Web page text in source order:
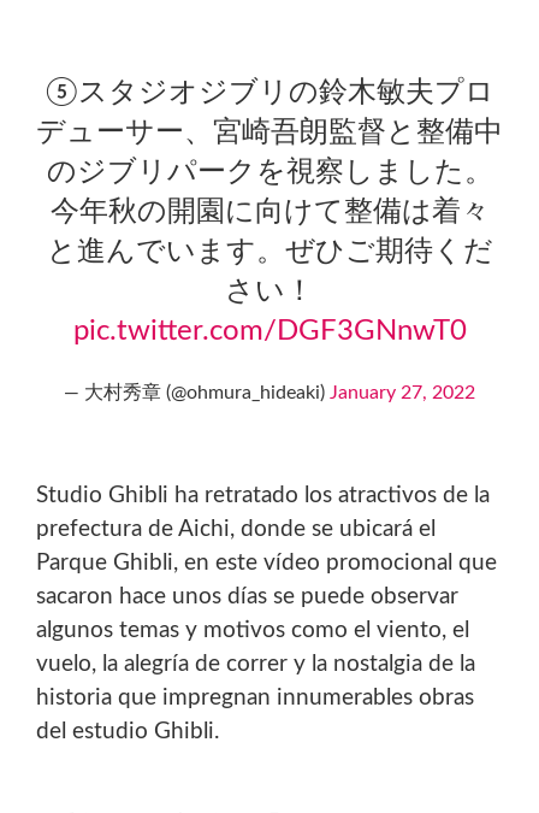
⑤スタジオジブリの鈴木敏夫プロ
デューサー、宮崎吾朗監督と整備中
のジブリパークを視察しました。
今年秋の開園に向けて整備は着々
と進んでいます。ぜひご期待くだ
さい！
pic.twitter.com/DGF3GNnwT0
— 大村秀章 (@ohmura_hideaki) January 27, 2022
Studio Ghibli ha retratado los atractivos de la
prefectura de Aichi, donde se ubicará el
Parque Ghibli, en este vídeo promocional que
sacaron hace unos días se puede observar
algunos temas y motivos como el viento, el
vuelo, la alegría de correr y la nostalgia de la
historia que impregnan innumerables obras
del estudio Ghibli.